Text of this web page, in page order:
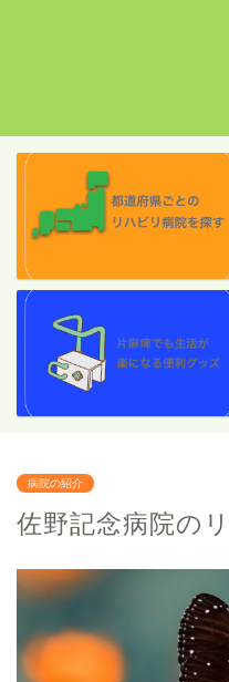
病院の紹介
佐野記念病院の